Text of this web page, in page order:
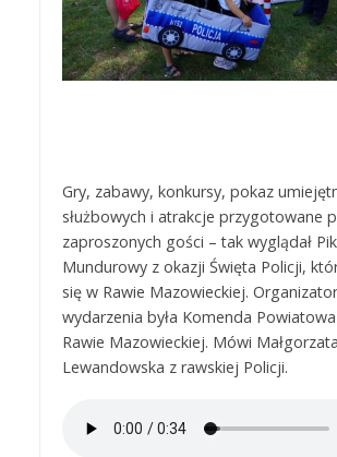
Gry, zabawy, konkursy, pokaz
służbowych i atrakcje przygotowane
zaproszonych gości – tak wyglądał
Mundurowy z okazji Święta Policji,
się w Rawie Mazowieckiej.
wydarzenia była Komenda
Rawie Mazowieckiej. Mówi Małgorzata
Lewandowska z rawskiej Policji.